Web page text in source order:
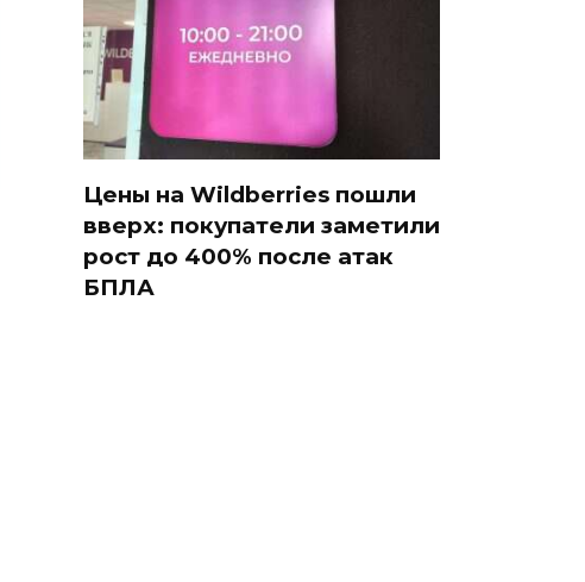
Цены на Wildberries пошли
вверх: покупатели заметили
рост до 400% после атак
БПЛА